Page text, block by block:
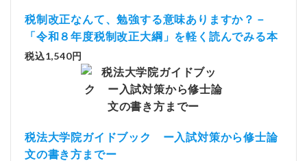
税制改正なんて、勉強する意味ありますか？－
「令和８年度税制改正大綱」を軽く読んでみる本
税込1,540円
税法大学院ガイドブック ー入試対策から修士論
文の書き方までー